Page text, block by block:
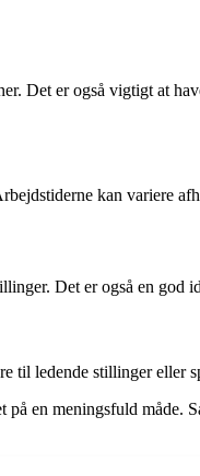
Det er også vigtigt at
kan variere
Det er også en god
ledende stillinger eller
en meningsfuld måde.